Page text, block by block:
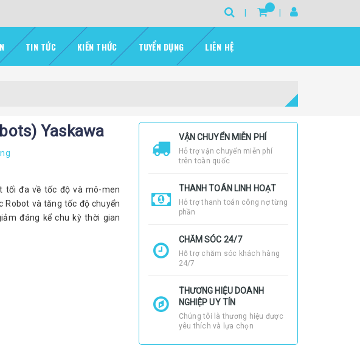
TIN TỨC KIẾN THỨC TUYỂN DỤNG LIÊN HỆ
Yaskawa
tối đa về tốc độ và mô-men
Robot và tăng tốc độ chuyển
đáng kể chu kỳ thời gian
VẬN CHUYỂN MIỄN PHÍ
Hỗ trợ vận chuyển miễn phí
trên toàn quốc
THANH TOÁN LINH HOẠT
Hỗ trợ thanh toán công nợ từng
phần
CHĂM SÓC 24/7
Hỗ trợ chăm sóc khách hàng
24/7
THƯƠNG HIỆU DOANH
NGHIỆP UY TÍN
Chúng tôi là thương hiệu được
yêu thích và lựa chọn